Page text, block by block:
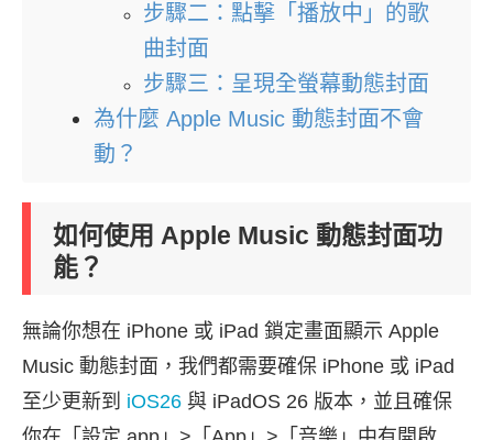
步驟二：點擊「播放中」的歌
曲封面
步驟三：呈現全螢幕動態封面
為什麼 Apple Music 動態封面不會
動？
如何使用 Apple Music 動態封面功
能？
無論你想在 iPhone 或 iPad 鎖定畫面顯示 Apple
Music 動態封面，我們都需要確保 iPhone 或 iPad
至少更新到 iOS26 與 iPadOS 26 版本，並且確保